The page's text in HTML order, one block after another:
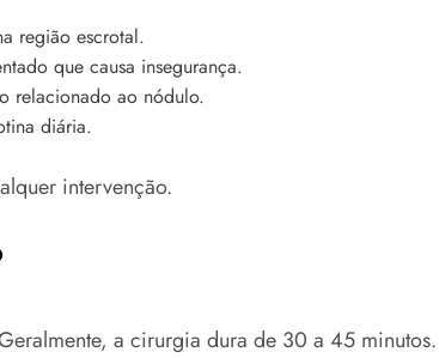
região escrotal.
que causa insegurança.
relacionado ao nódulo.
diária.
intervenção.
a cirurgia dura de 30 a 45 minutos.